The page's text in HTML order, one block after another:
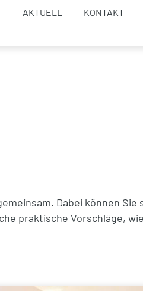
AKTUELL KONTAKT
Dabei können Sie
praktische Vorschläge,